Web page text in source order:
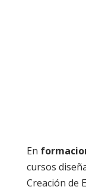
En
cursos
Creación de